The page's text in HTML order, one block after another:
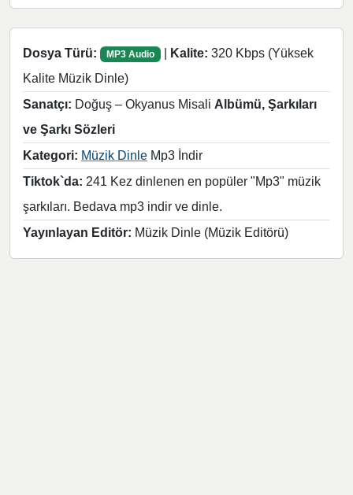
Dosya Türü: MP3 Audio | Kalite: 320 Kbps (Yüksek
Kalite Müzik Dinle)
Sanatçı: Doğuş – Okyanus Misali Albümü, Şarkıları
ve Şarkı Sözleri
Kategori: Müzik Dinle Mp3 İndir
Tiktok`da: 241 Kez dinlenen en popüler "Mp3" müzik
şarkıları. Bedava mp3 indir ve dinle.
Yayınlayan Editör: Müzik Dinle (Müzik Editörü)